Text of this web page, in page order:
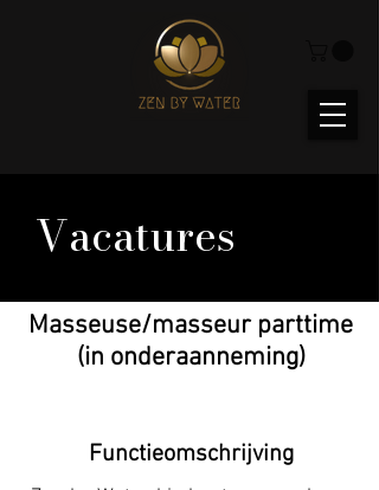
Vacatures
Masseuse/masseur parttime
(in onderaanneming)
Functieomschrijving